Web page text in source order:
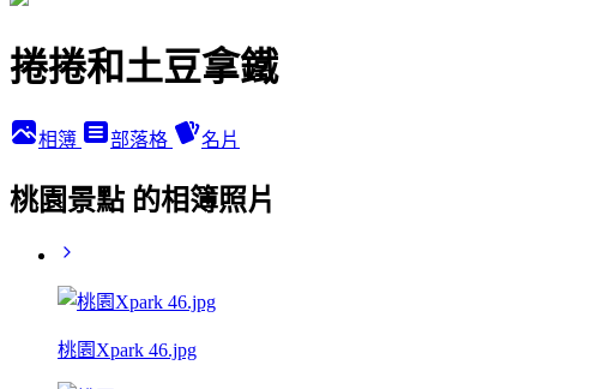
捲捲和土豆拿鐵
相簿 部落格 名片
桃園景點 的相簿照片
桃園Xpark 46.jpg